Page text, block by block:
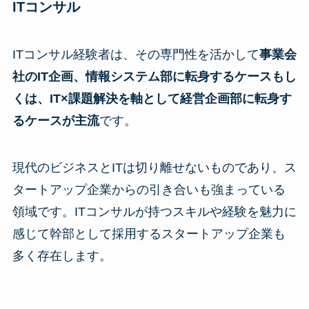
ITコンサル
ITコンサル経験者は、その専門性を活かして事業会
社のIT企画、情報システム部に転身するケースもし
くは、IT×課題解決を軸として経営企画部に転身す
るケースが主流です。
現代のビジネスとITは切り離せないものであり、ス
タートアップ企業からの引き合いも強まっている
領域です。ITコンサルが持つスキルや経験を魅力に
感じて幹部として採用するスタートアップ企業も
多く存在します。